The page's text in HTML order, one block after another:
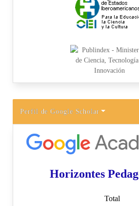
Perfil de Google Scholar